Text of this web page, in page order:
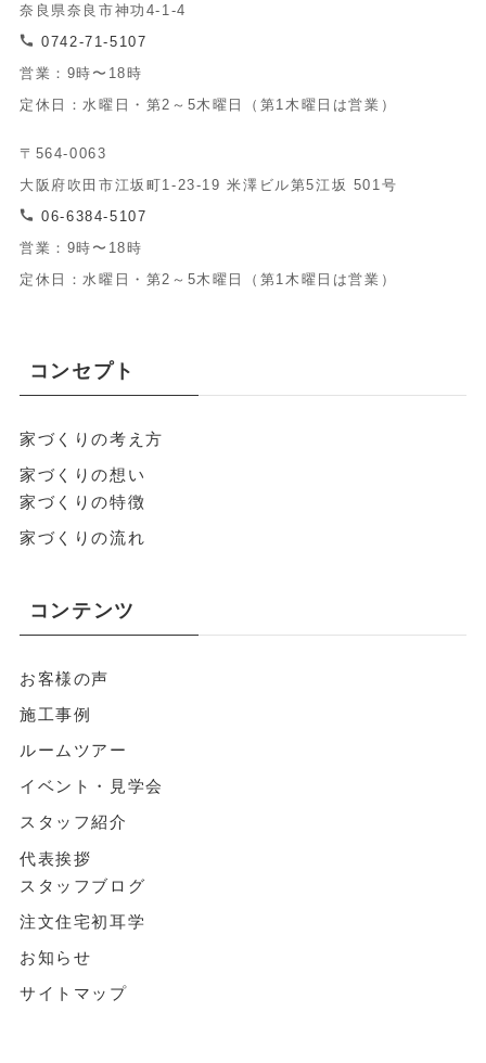
奈良県奈良市神功4-1-4
0742-71-5107
営業：9時〜18時
定休日：水曜日・第2～5木曜日（第1木曜日は営業）
〒564-0063
大阪府吹田市江坂町1-23-19 米澤ビル第5江坂 501号
06-6384-5107
営業：9時〜18時
定休日：水曜日・第2～5木曜日（第1木曜日は営業）
コンセプト
家づくりの考え方
家づくりの想い
家づくりの特徴
家づくりの流れ
コンテンツ
お客様の声
施工事例
ルームツアー
イベント・見学会
スタッフ紹介
代表挨拶
スタッフブログ
注文住宅初耳学
お知らせ
サイトマップ